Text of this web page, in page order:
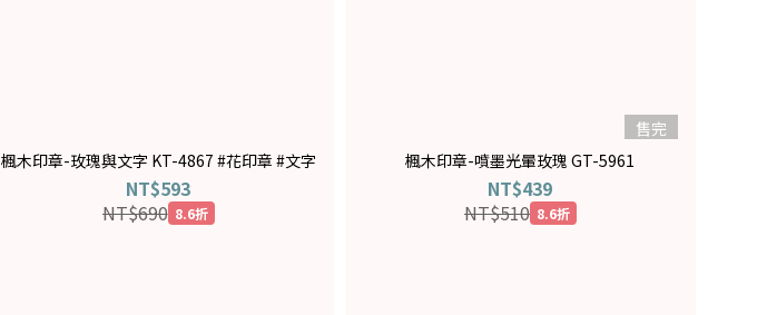
楓木印章-玫瑰與文字 KT-4867 #花印章 #文字
NT$593
NT$690 8.6折
售完
楓木印章-噴墨光暈玫瑰 GT-5961
NT$439
NT$510 8.6折